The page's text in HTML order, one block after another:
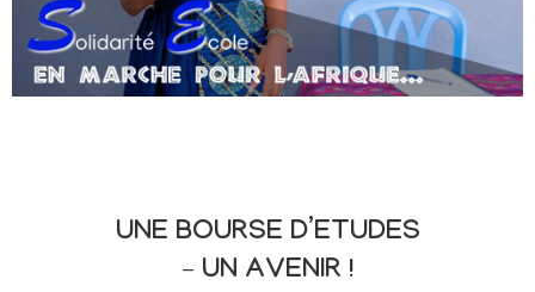
UNE BOURSE D’ETUDES
– UN AVENIR !